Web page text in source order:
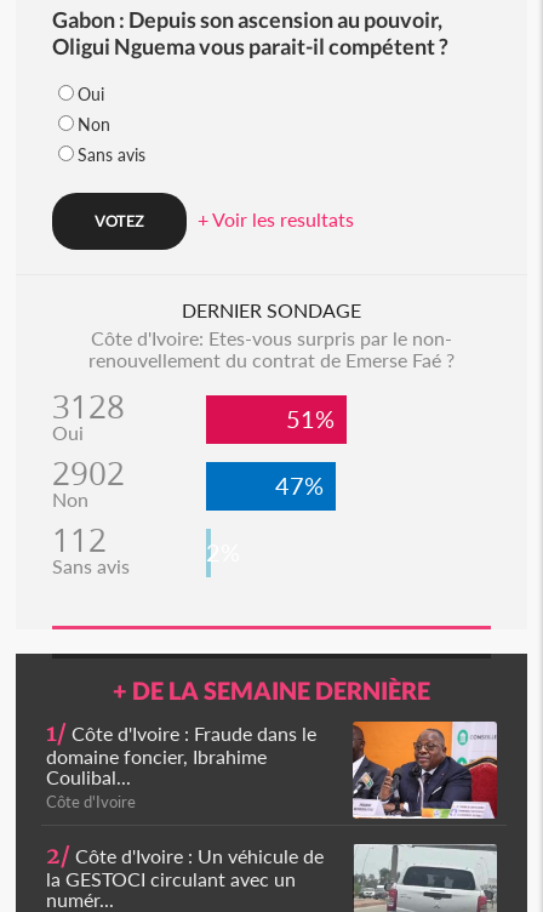
Gabon : Depuis son ascension au pouvoir,
Oligui Nguema vous parait-il compétent ?
Oui
Non
Sans avis
+ Voir les resultats
DERNIER SONDAGE
Côte d'Ivoire: Etes-vous surpris par le non-
renouvellement du contrat de Emerse Faé ?
3128
Oui 51%
2902
Non 47%
112
Sans avis 2%
+ DE LA SEMAINE DERNIÈRE
1/ Côte d'Ivoire : Fraude dans le
domaine foncier, Ibrahime
Coulibal...
Côte d'Ivoire
2/ Côte d'Ivoire : Un véhicule de
la GESTOCI circulant avec un
numér...